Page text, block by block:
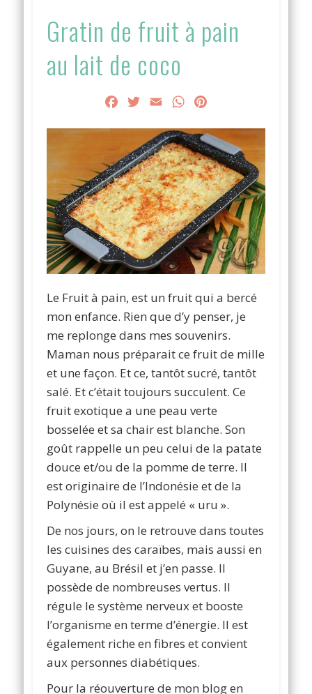
Gratin de fruit à pain
au lait de coco
FacebookTwitter
Email WhatsApp
Le Fruit à pain, est un fruit qui a bercé
mon enfance. Rien que d’y penser, je
me replonge dans mes souvenirs.
Maman nous préparait ce fruit de mille
et une façon. Et ce, tantôt sucré, tantôt
salé. Et c’était toujours succulent. Ce
fruit exotique a une peau verte
bosselée et sa chair est blanche. Son
goût rappelle un peu celui de la patate
douce et/ou de la pomme de terre. Il
est originaire de l’Indonésie et de la
Polynésie où il est appelé « uru ».
De nos jours, on le retrouve dans toutes
les cuisines des caraïbes, mais aussi en
Guyane, au Brésil et j’en passe. Il
possède de nombreuses vertus. Il
régule le système nerveux et booste
l’organisme en terme d’énergie. Il est
également riche en fibres et convient
aux personnes diabétiques.
Pour la réouverture de mon blog en